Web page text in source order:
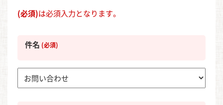
(必須)は必須入力となります。
件名 (必須)